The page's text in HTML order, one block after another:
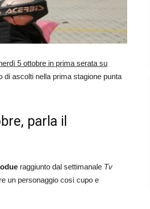
5 ottobre in prima serata su
ascolti nella prima stagione punta
parla il
raggiunto dal settimanale Tv
un personaggio così cupo e